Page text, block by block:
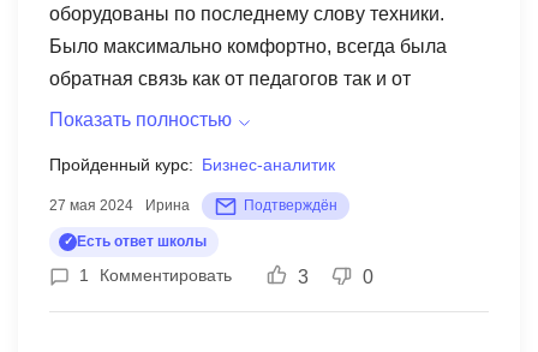
оборудованы по последнему слову техники.
Было максимально комфортно, всегда была
обратная связь как от педагогов так и от
организаторов, администраторов. Слушатели
занятий. Были групповые и индивидуальные
задания, которые потом детально разбирались.
Курс полностью оправдал все мои ожидания и
даже больше.
Показать полностью
Пройденный курс: Бизнес-аналитик
27 мая 2024 Ирина Подтверждён
Есть ответ школы
1 Комментировать 3 0